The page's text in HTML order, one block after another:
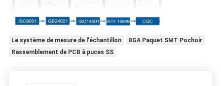
Le système de mesure de l'échantillon
BGA Paquet SMT Pochoir
Rassemblement de PCB à puces SS